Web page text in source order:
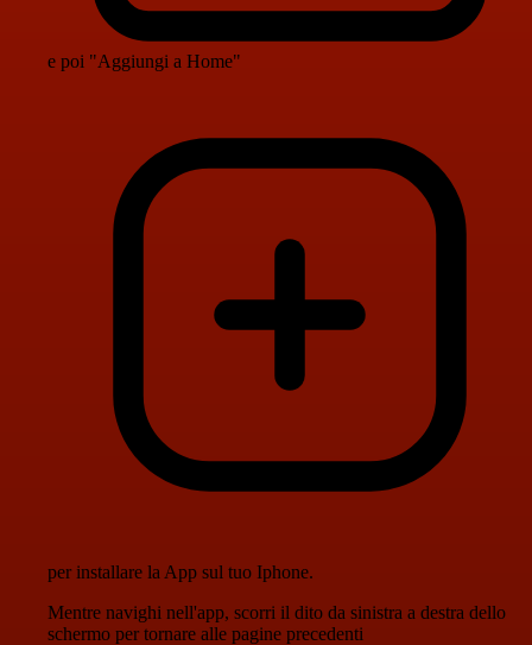
e poi "Aggiungi a Home"
per installare la App sul tuo Iphone.
Mentre navighi nell'app, scorri il dito da sinistra a destra dello
schermo per tornare alle pagine precedenti